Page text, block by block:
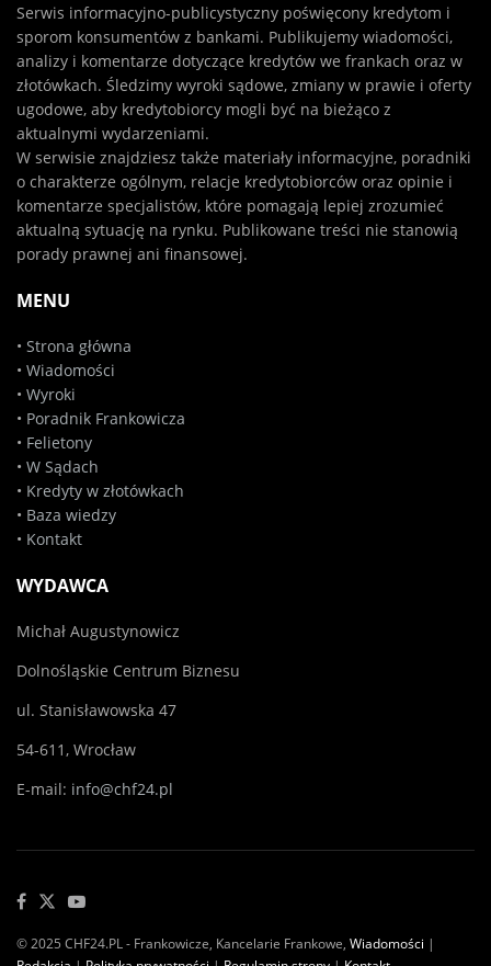
Serwis informacyjno-publicystyczny poświęcony kredytom i
sporom konsumentów z bankami. Publikujemy wiadomości,
analizy i komentarze dotyczące kredytów we frankach oraz w
złotówkach. Śledzimy wyroki sądowe, zmiany w prawie i oferty
ugodowe, aby kredytobiorcy mogli być na bieżąco z
aktualnymi wydarzeniami.
W serwisie znajdziesz także materiały informacyjne, poradniki
o charakterze ogólnym, relacje kredytobiorców oraz opinie i
komentarze specjalistów, które pomagają lepiej zrozumieć
aktualną sytuację na rynku. Publikowane treści nie stanowią
porady prawnej ani finansowej.
MENU
• Strona główna
• Wiadomości
• Wyroki
• Poradnik Frankowicza
• Felietony
• W Sądach
• Kredyty w złotówkach
• Baza wiedzy
• Kontakt
WYDAWCA
Michał Augustynowicz
Dolnośląskie Centrum Biznesu
ul. Stanisławowska 47
54-611, Wrocław
E-mail: info@chf24.pl
© 2025 CHF24.PL - Frankowicze, Kancelarie Frankowe, Wiadomości |